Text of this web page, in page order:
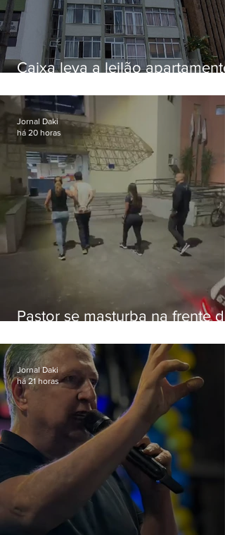
Caixa leva a leilão apartamento
Botafogo
Pastor se masturba na frente de
Jornal Daki
há 20 horas
Jornal Daki
há 21 horas